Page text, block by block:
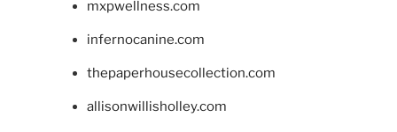
mxpwellness.com
infernocanine.com
thepaperhousecollection.com
allisonwillisholley.com